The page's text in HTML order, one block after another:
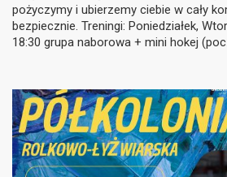
pożyczymy i ubierzemy ciebie w cały
bezpiecznie. Treningi: Poniedziałek,
18:30 grupa naborowa + mini hokej